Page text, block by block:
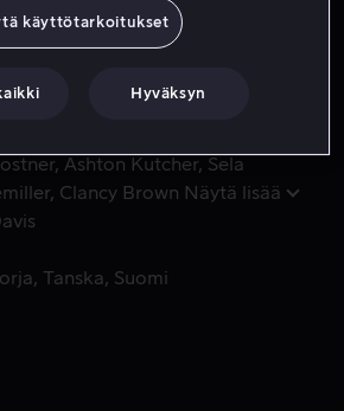
rannikkovartioston
rannikkovartioston
ottaa uuden tulokkaan
Ashton Kutcher Sela
Clancy Brown Näytä lisää
Tanska Suomi
käyttötarkoitukset
Hyväksyn